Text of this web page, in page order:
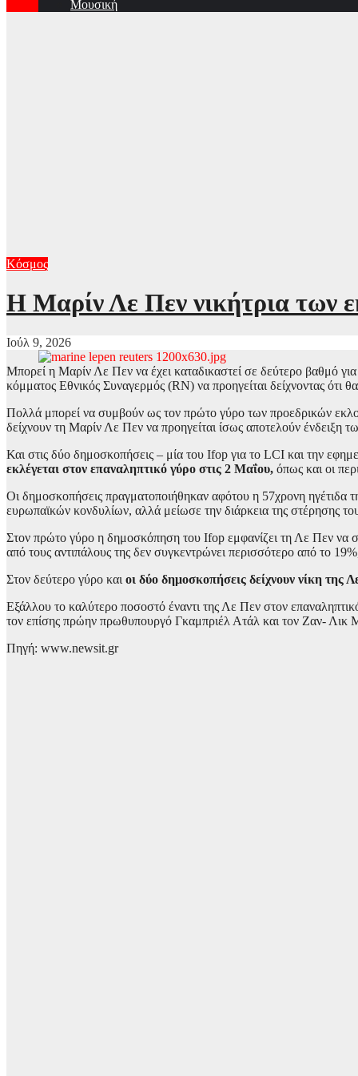
Μουσική
Κόσμος
Η Μαρίν Λε Πεν νικήτρια των
Ιούλ 9, 2026
Μπορεί η Μαρίν Λε Πεν να έχει καταδικαστεί σε δεύτερο βαθμό
κόμματος Εθνικός Συναγερμός (RN) να προηγείται δείχνοντας ότι
Πολλά μπορεί να συμβούν ως τον πρώτο γύρο των προεδρικών
δείχνουν τη Μαρίν Λε Πεν να προηγείται ίσως αποτελούν ένδειξη
Και στις δύο δημοσκοπήσεις – μία του Ifop για το LCI και την
εκλέγεται στον επαναληπτικό γύρο στις 2 Μαΐου, όπως και οι
Οι δημοσκοπήσεις πραγματοποιήθηκαν αφότου η 57χρονη ηγέτιδα
ευρωπαϊκών κονδυλίων, αλλά μείωσε την διάρκεια της στέρησης
Στον πρώτο γύρο η δημοσκόπηση του Ifop εμφανίζει τη Λε Πεν να
από τους αντιπάλους της δεν συγκεντρώνει περισσότερο από το
Στον δεύτερο γύρο και οι δύο δημοσκοπήσεις δείχνουν νίκη της
Εξάλλου το καλύτερο ποσοστό έναντι της Λε Πεν στον
τον επίσης πρώην πρωθυπουργό Γκαμπριέλ Ατάλ και τον Ζαν- Λικ
Πηγή: www.newsit.gr